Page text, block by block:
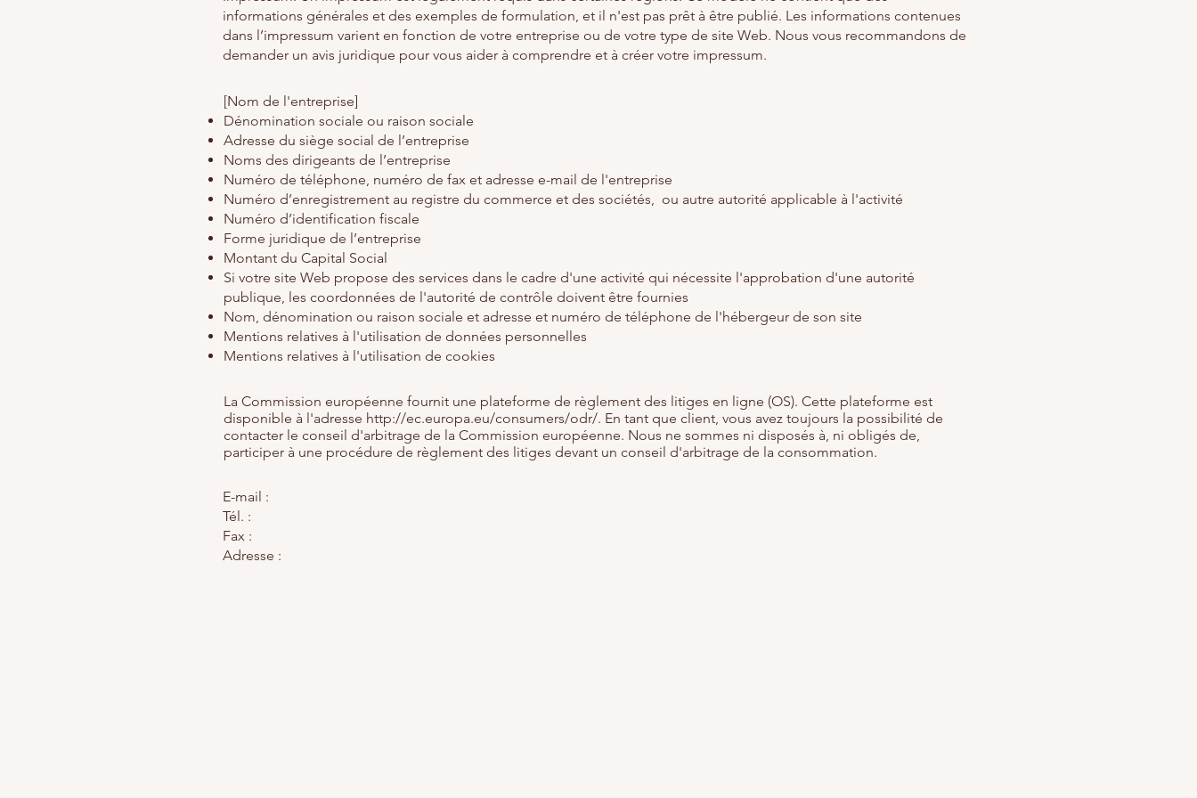
informations générales et des exemples de formulation, et il n'est pas prêt à être publié. Les informations contenues
dans l’impressum varient en fonction de votre entreprise ou de votre type de site Web. Nous vous recommandons de
demander un avis juridique pour vous aider à comprendre et à créer votre impressum.
[Nom de l'entreprise]
Dénomination sociale ou raison sociale
Adresse du siège social de l’entreprise
Noms des dirigeants de l’entreprise
Numéro de téléphone, numéro de fax et adresse e-mail de l'entreprise
Numéro d’enregistrement au registre du commerce et des sociétés, ou autre autorité applicable à l'activité
Numéro d’identification fiscale
Forme juridique de l’entreprise
Montant du Capital Social
Si votre site Web propose des services dans le cadre d'une activité qui nécessite l'approbation d'une autorité
publique, les coordonnées de l'autorité de contrôle doivent être fournies
Nom, dénomination ou raison sociale et adresse et numéro de téléphone de l'hébergeur de son site
Mentions relatives à l'utilisation de données personnelles
Mentions relatives à l'utilisation de cookies
La Commission européenne fournit une plateforme de règlement des litiges en ligne (OS). Cette plateforme est
disponible à l'adresse http://ec.europa.eu/consumers/odr/. En tant que client, vous avez toujours la possibilité de
contacter le conseil d'arbitrage de la Commission européenne. Nous ne sommes ni disposés à, ni obligés de,
participer à une procédure de règlement des litiges devant un conseil d'arbitrage de la consommation.
E-mail :
Tél. :
Fax :
Adresse :